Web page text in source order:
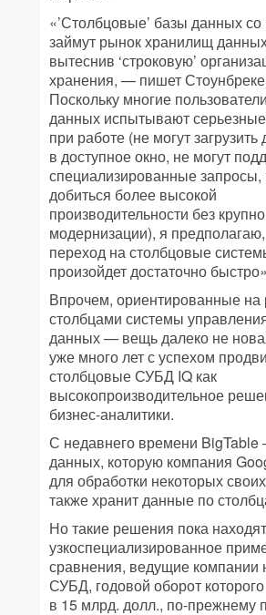
«’Столбцовые’ базы данных
займут рынок хранилищ
вытеснив ‘строковую’
хранения, — пишет
Поскольку многие
данных испытывают
при работе (не могут
в доступное окно, не могут
специализированные запросы,
добиться более высокой
производительности без
модернизации), я предполагаю,
переход на столбцовые
произойдет достаточно
Впрочем, ориентированные на
столбцами системы
данных — вещь далеко не
уже много лет с успехом
столбцовые СУБД IQ как
высокопроизводительное
бизнес-аналитики.
С недавнего времени
данных, которую компания
для обработки некоторых
также хранит данные по
Но такие решения пока
узкоспециализированное
сравнения, ведущие компании
СУБД, годовой оборот
в 15 млрд. долл., по-прежнему